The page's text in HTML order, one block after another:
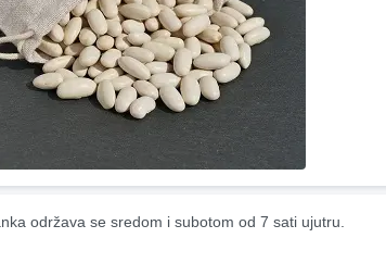
održava se sredom i subotom od 7 sati ujutru.